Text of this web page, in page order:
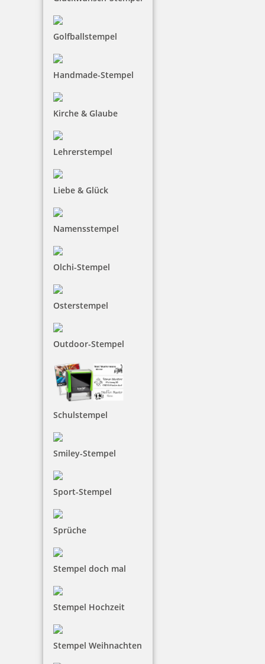
Golfballstempel
Handmade-Stempel
Kirche & Glaube
Lehrerstempel
Liebe & Glück
Namensstempel
Olchi-Stempel
Osterstempel
Outdoor-Stempel
Schulstempel
Smiley-Stempel
Sport-Stempel
Sprüche
Stempel doch mal
Stempel Hochzeit
Stempel Weihnachten